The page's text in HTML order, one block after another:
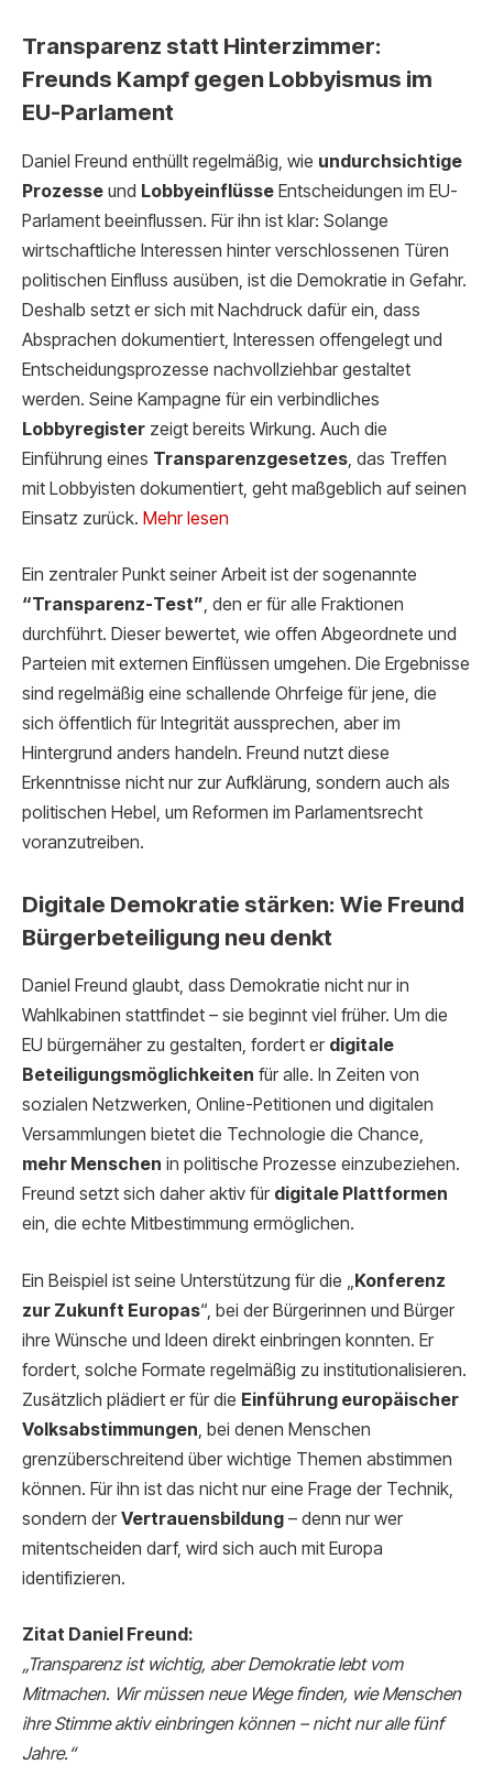
Transparenz statt Hinterzimmer:
Freunds Kampf gegen Lobbyismus im
EU-Parlament
Daniel Freund enthüllt regelmäßig, wie undurchsichtige
Prozesse und Lobbyeinflüsse Entscheidungen im EU-
Parlament beeinflussen. Für ihn ist klar: Solange
wirtschaftliche Interessen hinter verschlossenen Türen
politischen Einfluss ausüben, ist die Demokratie in Gefahr.
Deshalb setzt er sich mit Nachdruck dafür ein, dass
Absprachen dokumentiert, Interessen offengelegt und
Entscheidungsprozesse nachvollziehbar gestaltet
werden. Seine Kampagne für ein verbindliches
Lobbyregister zeigt bereits Wirkung. Auch die
Einführung eines Transparenzgesetzes , das Treffen
mit Lobbyisten dokumentiert, geht maßgeblich auf seinen
Einsatz zurück. Mehr lesen
Ein zentraler Punkt seiner Arbeit ist der sogenannte
“Transparenz-Test”, den er für alle Fraktionen
durchführt. Dieser bewertet, wie offen Abgeordnete und
Parteien mit externen Einflüssen umgehen. Die Ergebnisse
sind regelmäßig eine schallende Ohrfeige für jene, die
sich öffentlich für Integrität aussprechen, aber im
Hintergrund anders handeln. Freund nutzt diese
Erkenntnisse nicht nur zur Aufklärung, sondern auch als
politischen Hebel, um Reformen im Parlamentsrecht
voranzutreiben.
Digitale Demokratie stärken: Wie Freund
Bürgerbeteiligung neu denkt
Daniel Freund glaubt, dass Demokratie nicht nur in
Wahlkabinen stattfindet – sie beginnt viel früher. Um die
EU bürgernäher zu gestalten, fordert er digitale
Beteiligungsmöglichkeiten für alle. In Zeiten von
sozialen Netzwerken, Online-Petitionen und digitalen
Versammlungen bietet die Technologie die Chance,
mehr Menschen in politische Prozesse einzubeziehen.
Freund setzt sich daher aktiv für digitale Plattformen
ein, die echte Mitbestimmung ermöglichen.
Ein Beispiel ist seine Unterstützung für die „ Konferenz
zur Zukunft Europas“, bei der Bürgerinnen und Bürger
ihre Wünsche und Ideen direkt einbringen konnten. Er
fordert, solche Formate regelmäßig zu institutionalisieren.
Zusätzlich plädiert er für die Einführung europäischer
Volksabstimmungen , bei denen Menschen
grenzüberschreitend über wichtige Themen abstimmen
können. Für ihn ist das nicht nur eine Frage der Technik,
sondern der Vertrauensbildung – denn nur wer
mitentscheiden darf, wird sich auch mit Europa
identifizieren.
Zitat Daniel Freund:
„Transparenz ist wichtig, aber Demokratie lebt vom
Mitmachen. Wir müssen neue Wege finden, wie Menschen
ihre Stimme aktiv einbringen können – nicht nur alle fünf
Jahre.“